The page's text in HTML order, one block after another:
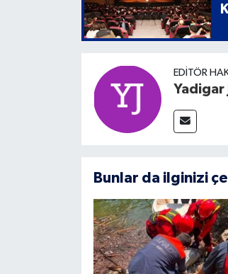
EDITÖR
Yadigar
Bunlar da ilginizi